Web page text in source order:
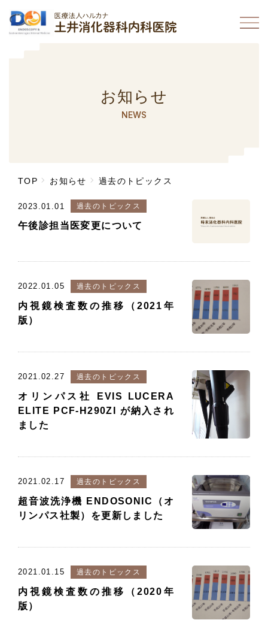
お知らせ
NEWS
TOP お知らせ 過去のトピックス
2023.01.01 過去のトピックス
午後診担当医変更について
2022.01.05 過去のトピックス
内視鏡検査数の推移（2021年
版）
2021.02.27 過去のトピックス
オリンパス社 EVIS LUCERA
ELITE PCF-H290ZI が納入され
ました
2021.02.17 過去のトピックス
超音波洗浄機 ENDOSONIC（オ
リンパス社製）を更新しました
2021.01.15 過去のトピックス
内視鏡検査数の推移（2020年
版）